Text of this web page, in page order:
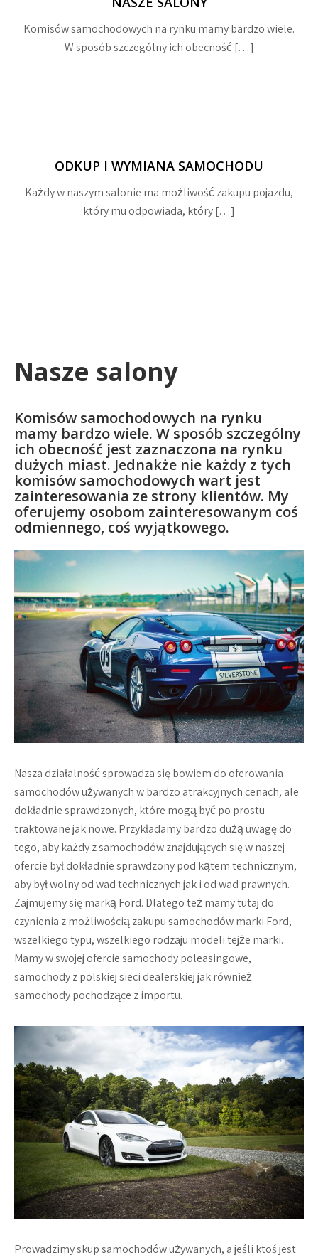
Komisów samochodowych na rynku mamy bardzo wiele.
W sposób szczególny ich obecność […]
ODKUP I WYMIANA SAMOCHODU
Każdy w naszym salonie ma możliwość zakupu pojazdu,
który mu odpowiada, który […]
Nasze salony
Komisów samochodowych na rynku
mamy bardzo wiele. W sposób szczególny
ich obecność jest zaznaczona na rynku
dużych miast. Jednakże nie każdy z tych
komisów samochodowych wart jest
zainteresowania ze strony klientów. My
oferujemy osobom zainteresowanym coś
odmiennego, coś wyjątkowego.
Nasza działalność sprowadza się bowiem do oferowania
samochodów używanych w bardzo atrakcyjnych cenach, ale
dokładnie sprawdzonych, które mogą być po prostu
traktowane jak nowe. Przykładamy bardzo dużą uwagę do
tego, aby każdy z samochodów znajdujących się w naszej
ofercie był dokładnie sprawdzony pod kątem technicznym,
aby był wolny od wad technicznych jak i od wad prawnych.
Zajmujemy się marką Ford. Dlatego też mamy tutaj do
czynienia z możliwością zakupu samochodów marki Ford,
wszelkiego typu, wszelkiego rodzaju modeli tejże marki.
Mamy w swojej ofercie samochody poleasingowe,
samochody z polskiej sieci dealerskiej jak również
samochody pochodzące z importu.
Prowadzimy skup samochodów używanych, a jeśli ktoś jest